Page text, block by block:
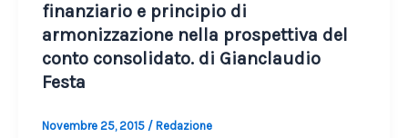
finanziario e principio di
armonizzazione nella prospettiva del
conto consolidato. di Gianclaudio
Festa
Novembre 25, 2015 / Redazione